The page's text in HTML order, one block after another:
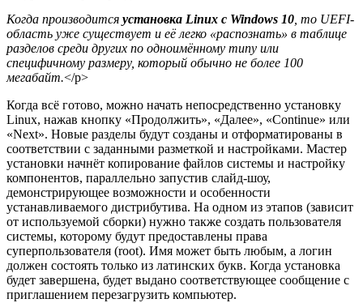
Когда производится установка Linux с Windows 10 , то UEFI-
область уже существует и её легко «распознать» в таблице
разделов среди других по одноимённому типу или
специфичному размеру, который обычно не более 100
мегабайт.</p>
Когда всё готово, можно начать непосредственно установку
Linux, нажав кнопку «Продолжить», «Далее», «Continue» или
«Next». Новые разделы будут созданы и отформатированы в
соответствии с заданными разметкой и настройками. Мастер
установки начнёт копирование файлов системы и настройку
компонентов, параллельно запустив слайд-шоу,
демонстрирующее возможности и особенности
устанавливаемого дистрибутива. На одном из этапов (зависит
от используемой сборки) нужно также создать пользователя
системы, которому будут предоставлены права
суперпользователя (root). Имя может быть любым, а логин
должен состоять только из латинских букв. Когда установка
будет завершена, будет выдано соответствующее сообщение с
приглашением перезагрузить компьютер.